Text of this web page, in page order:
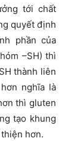
tới chất
quyết định
phần của
­–SH) thì
thành liên
nghĩa là
thì gluten
tạo khung
hơn.